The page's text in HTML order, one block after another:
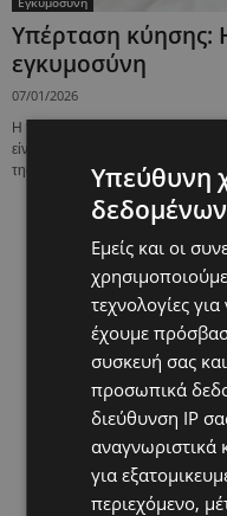
Υπέρταση κύησης:
εγκυμοσύνη
07/01/2026
Η τακτική μέτρηση της
είναι ένα βασικό μέτρο
της...
Υπεύθυνη
Εμείς και οι
τεχνολογίες
έχουμε
συσκευή σας
προσωπικά
διεύθυνση IP
αναγνωριστικά
για
περιεχόμενο,